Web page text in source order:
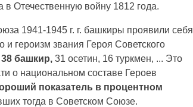
Отечественную войну 1812 года.
1941-1945 г. г. башкиры проявили себя
героизм звания Героя Советского
38 башкир, 31 осетин, 16 туркмен, ... Это
о национальном составе Героев
показатель в процентном
тогда в Советском Союзе.